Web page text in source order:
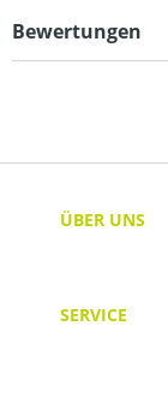
Bewertungen
ÜBER UNS
SERVICE